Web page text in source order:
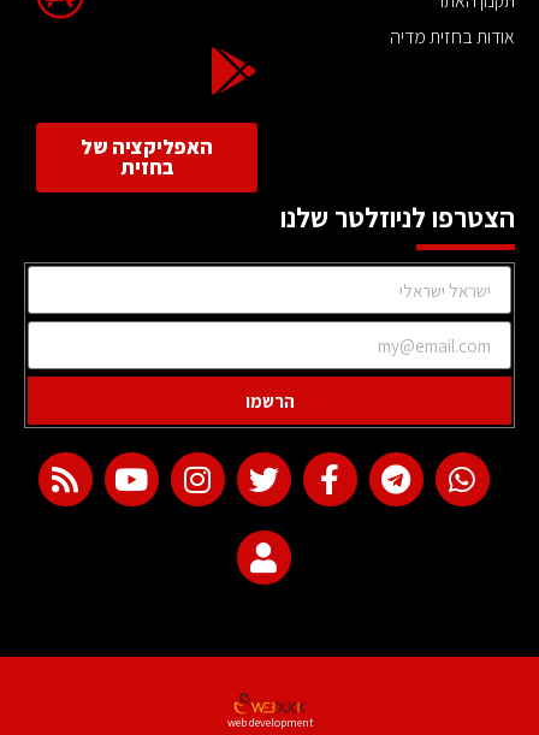
אודות בחזית מדיה
האפליקציה של
בחזית
הצטרפו לניוזלטר שלנו
הרשמו
web development